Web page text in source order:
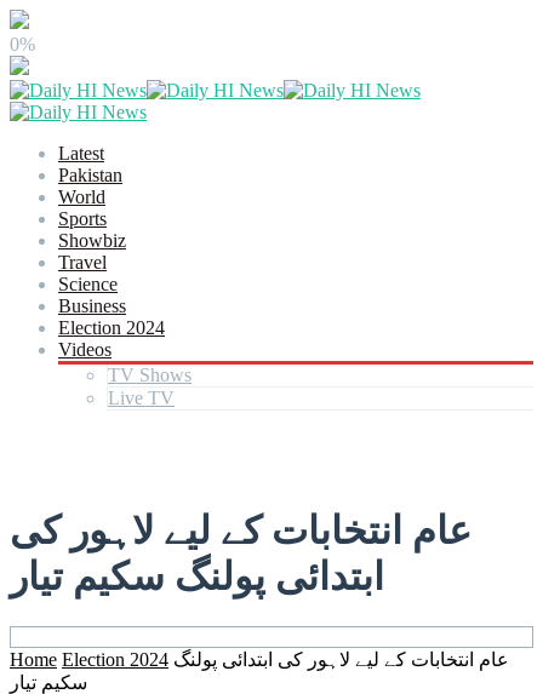
0%
Latest
Pakistan
World
Sports
Showbiz
Travel
Science
Business
Election 2024
Videos
TV Shows
Live TV
عام انتخابات کے لیے لاہور کی
ابتدائی پولنگ سکیم تیار
Home Election 2024 عام انتخابات کے لیے لاہور کی ابتدائی پولنگ
سکیم تیار